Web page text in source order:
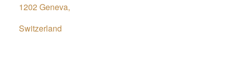
1202 Geneva,
Switzerland